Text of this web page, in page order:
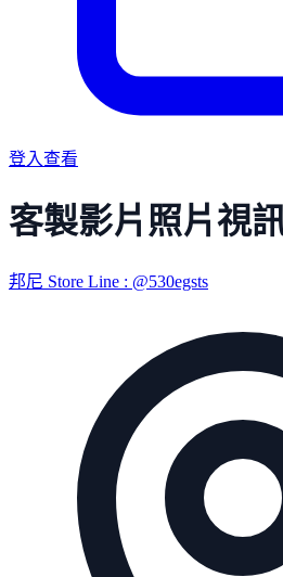
登入查看
客製影片照片視
邦尼 Store Line : @530egsts